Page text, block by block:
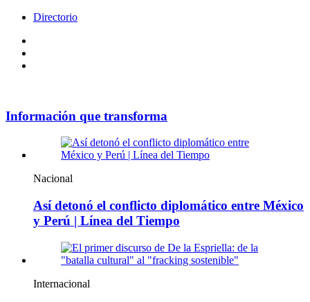
Directorio
Información que transforma
Nacional
Así detonó el conflicto diplomático entre México
y Perú | Línea del Tiempo
Internacional